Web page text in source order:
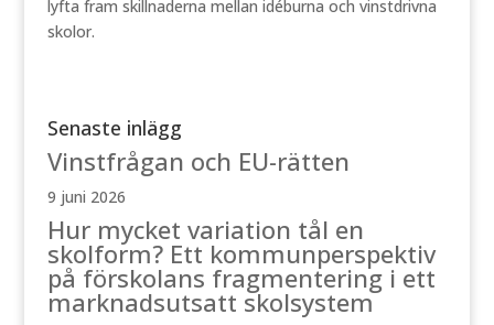
lyfta fram skillnaderna mellan idéburna och vinstdrivna
skolor.
Senaste inlägg
Vinstfrågan och EU-rätten
9 juni 2026
Hur mycket variation tål en
skolform? Ett kommunperspektiv
på förskolans fragmentering i ett
marknadsutsatt skolsystem